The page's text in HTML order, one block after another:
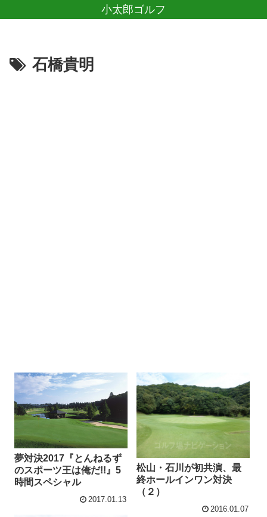
小太郎ゴルフ
石橋貴明
夢対決2017『とんねるず
のスポーツ王は俺だ!!』5
時間スペシャル
2017.01.13
松山・石川が初共演、最
終ホールインワン対決
（２）
2016.01.07